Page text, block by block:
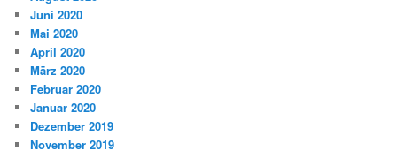
Juni 2020
Mai 2020
April 2020
März 2020
Februar 2020
Januar 2020
Dezember 2019
November 2019